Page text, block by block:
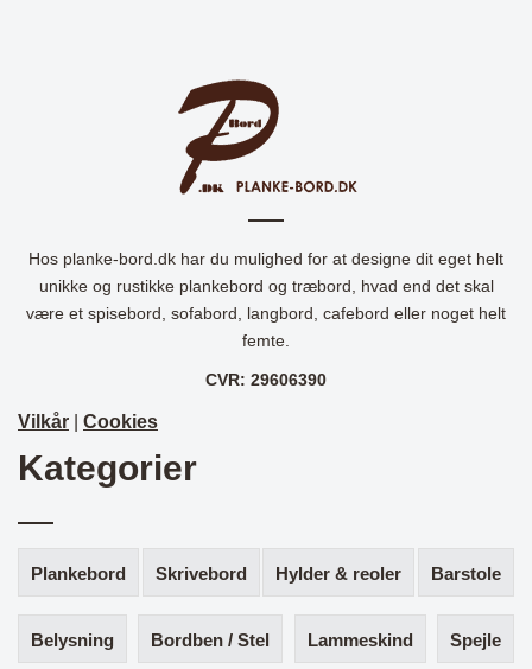
Hos planke-bord.dk har du mulighed for at designe dit eget helt
unikke og rustikke plankebord og træbord, hvad end det skal
være et spisebord, sofabord, langbord, cafebord eller noget helt
femte.
CVR: 29606390
Vilkår Cookies
Kategorier
Plankebord Skrivebord Hylder & reoler Barstole
Belysning Bordben / Stel Lammeskind Spejle